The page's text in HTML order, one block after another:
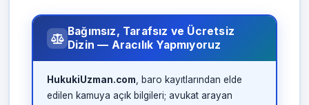
Bağımsız, Tarafsız ve Ücretsiz
Dizin — Aracılık Yapmıyoruz
HukukiUzman.com , baro kayıtlarından elde
edilen kamuya açık bilgileri; avukat arayan